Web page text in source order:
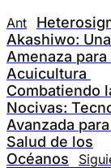
Ant
Akashiwo: Una
Amenaza para
Acuicultura
Combatiendo
Nocivas:
Avanzada
Salud de los
Océanos